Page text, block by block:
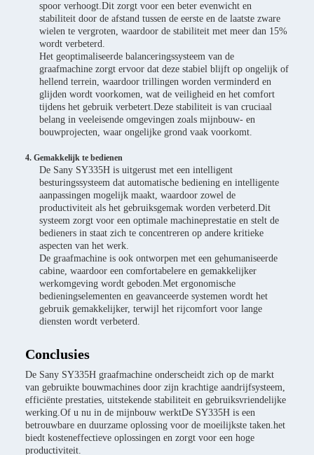
spoor verhoogt.Dit zorgt voor een beter evenwicht en
stabiliteit door de afstand tussen de eerste en de laatste zware
wielen te vergroten, waardoor de stabiliteit met meer dan 15%
wordt verbeterd.
Het geoptimaliseerde balanceringssysteem van de
graafmachine zorgt ervoor dat deze stabiel blijft op ongelijk of
hellend terrein, waardoor trillingen worden verminderd en
glijden wordt voorkomen, wat de veiligheid en het comfort
tijdens het gebruik verbetert.Deze stabiliteit is van cruciaal
belang in veeleisende omgevingen zoals mijnbouw- en
bouwprojecten, waar ongelijke grond vaak voorkomt.
4. Gemakkelijk te bedienen
De Sany SY335H is uitgerust met een intelligent
besturingssysteem dat automatische bediening en intelligente
aanpassingen mogelijk maakt, waardoor zowel de
productiviteit als het gebruiksgemak worden verbeterd.Dit
systeem zorgt voor een optimale machineprestatie en stelt de
bedieners in staat zich te concentreren op andere kritieke
aspecten van het werk.
De graafmachine is ook ontworpen met een gehumaniseerde
cabine, waardoor een comfortabelere en gemakkelijker
werkomgeving wordt geboden.Met ergonomische
bedieningselementen en geavanceerde systemen wordt het
gebruik gemakkelijker, terwijl het rijcomfort voor lange
diensten wordt verbeterd.
Conclusies
De Sany SY335H graafmachine onderscheidt zich op de markt
van gebruikte bouwmachines door zijn krachtige aandrijfsysteem,
efficiënte prestaties, uitstekende stabiliteit en gebruiksvriendelijke
werking.Of u nu in de mijnbouw werktDe SY335H is een
betrouwbare en duurzame oplossing voor de moeilijkste taken.het
biedt kosteneffectieve oplossingen en zorgt voor een hoge
productiviteit.